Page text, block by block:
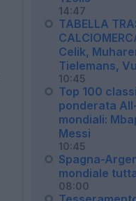
14:47
TABELLA
Celik,
Tielemans,
10:45
Top 100
ponderata
mondiali:
Messi
10:45
Spagna-
mondiale
08:00